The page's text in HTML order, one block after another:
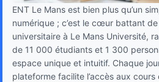
ENT Le Mans est bien plus qu’un
numérique ; c’est le cœur battant
universitaire à Le Mans Université,
de 11 000 étudiants et 1 300
espace unique et intuitif. Chaque
plateforme facilite l’accès aux cours